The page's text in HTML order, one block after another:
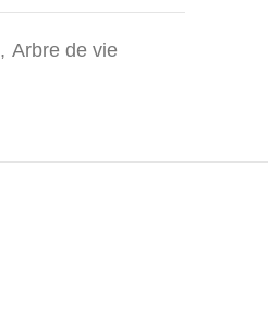
, Arbre de vie